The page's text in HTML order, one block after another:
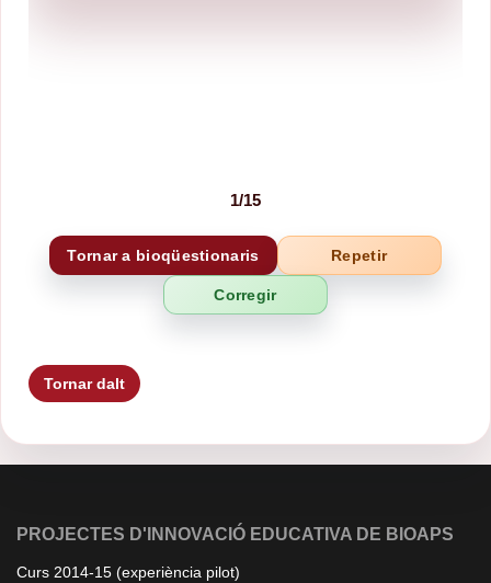
1/15
Tornar a bioqüestionaris Repetir
Tornar dalt
PROJECTES D'INNOVACIÓ EDUCATIVA DE BIOAPS
Curs 2014-15 (experiència pilot)